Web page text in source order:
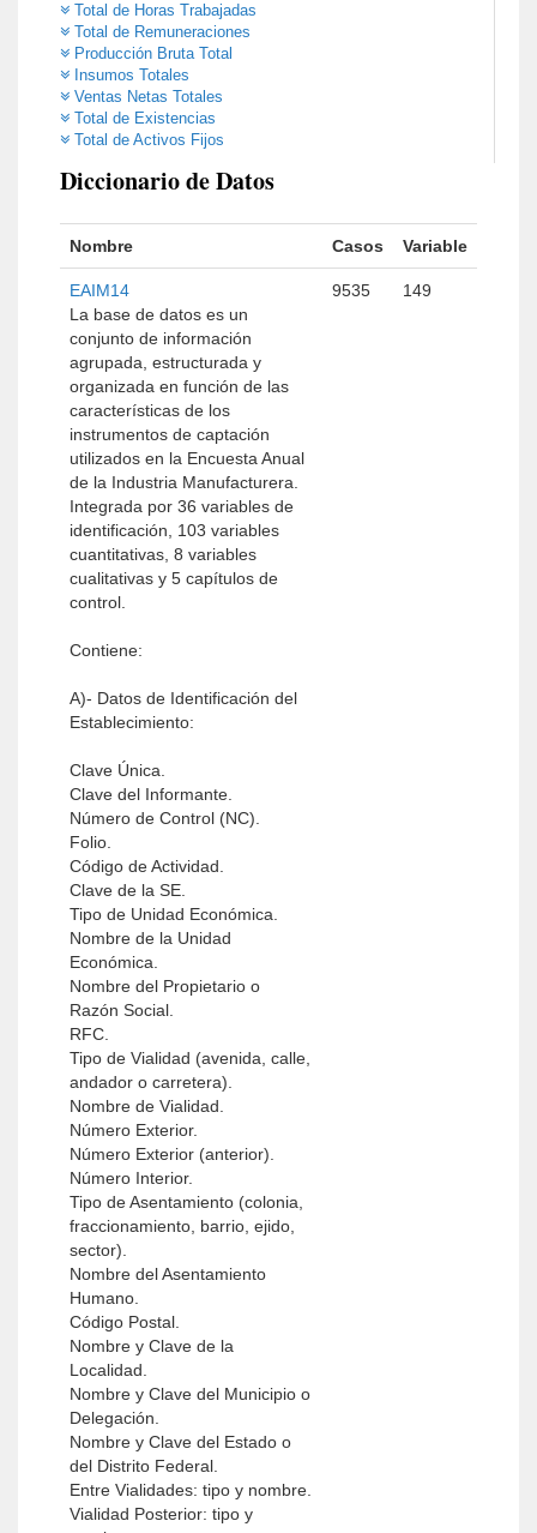
Total de Horas Trabajadas
Total de Remuneraciones
Producción Bruta Total
Insumos Totales
Ventas Netas Totales
Total de Existencias
Total de Activos Fijos
Diccionario de Datos
Nombre Casos Variable
EAIM14
La base de datos es un
conjunto de información
agrupada, estructurada y
organizada en función de las
características de los
instrumentos de captación
utilizados en la Encuesta Anual
de la Industria Manufacturera.
Integrada por 36 variables de
identificación, 103 variables
cuantitativas, 8 variables
cualitativas y 5 capítulos de
control.
Contiene:
A)- Datos de Identificación del
Establecimiento:
Clave Única.
Clave del Informante.
Número de Control (NC).
Folio.
Código de Actividad.
Clave de la SE.
Tipo de Unidad Económica.
Nombre de la Unidad
Económica.
Nombre del Propietario o
Razón Social.
RFC.
Tipo de Vialidad (avenida, calle,
andador o carretera).
Nombre de Vialidad.
Número Exterior.
Número Exterior (anterior).
Número Interior.
Tipo de Asentamiento (colonia,
fraccionamiento, barrio, ejido,
sector).
Nombre del Asentamiento
Humano.
Código Postal.
Nombre y Clave de la
Localidad.
Nombre y Clave del Municipio o
Delegación.
Nombre y Clave del Estado o
del Distrito Federal.
Entre Vialidades: tipo y nombre.
Vialidad Posterior: tipo y
9535 149